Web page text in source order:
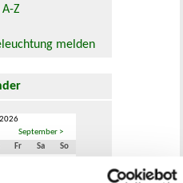
Z
melden
September >
Fr Sa
So